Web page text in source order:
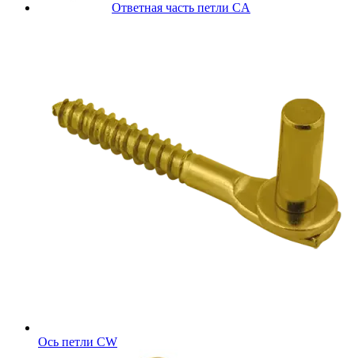
Ответная часть петли CA
Ось петли CW